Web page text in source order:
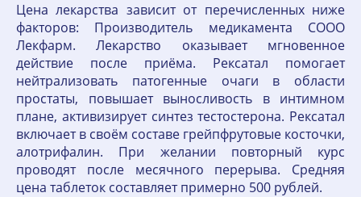
Цена лекарства зависит от перечисленных ниже
факторов: Производитель медикамента СООО
Лекфарм. Лекарство оказывает мгновенное
действие после приёма. Рексатал помогает
нейтрализовать патогенные очаги в области
простаты, повышает выносливость в интимном
плане, активизирует синтез тестостерона. Рексатал
включает в своём составе грейпфрутовые косточки,
алотрифалин. При желании повторный курс
проводят после месячного перерыва. Средняя
цена таблеток составляет примерно 500 рублей.